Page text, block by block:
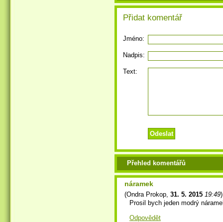
Přidat komentář
Jméno:
Nadpis:
Text:
Přehled komentářů
náramek
(Ondra Prokop 31. 5. 2015 19:49)
Prosil bych jeden modrý
Odpovědět